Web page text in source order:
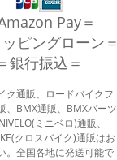
Pay＝
ピングローン＝
銀行振込＝
ク通販、ロードバイクフ
、BMX通販、BMXパーツ
ミニベロ)通販、
クロスバイク)通販はお
。全国各地に発送可能で